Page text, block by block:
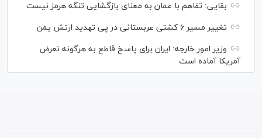
بقایی: تفاهم با عمان به معنای بازگشایی تنگه هرمز نیست
تغییر مسیر ۶ کشتی عربستانی در پی تهدید ارتش یمن
وزیر امور خارجه: ایران برای پاسخ قاطع به هرگونه تعرض
آمریکا آماده است